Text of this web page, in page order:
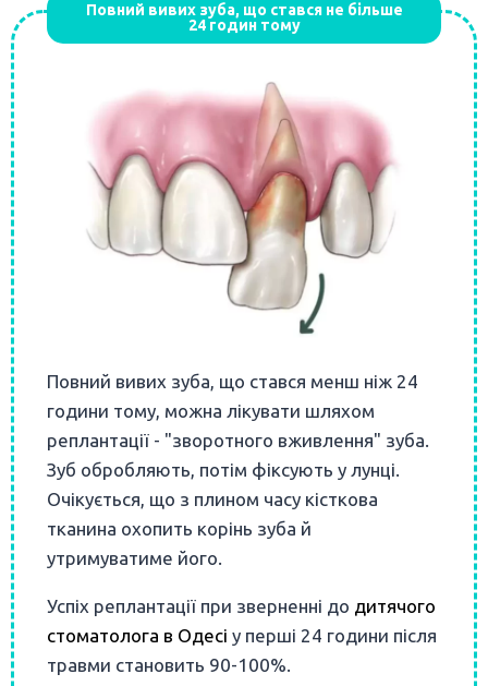
Повний вивих зуба, що стався не більше
24 годин тому
Повний вивих зуба, що стався менш ніж 24
години тому, можна лікувати шляхом
реплантації - "зворотного вживлення" зуба.
Зуб обробляють, потім фіксують у лунці.
Очікується, що з плином часу кісткова
тканина охопить корінь зуба й
утримуватиме його.
Успіх реплантації при зверненні до дитячого
стоматолога в Одесі у перші 24 години після
травми становить 90-100%.